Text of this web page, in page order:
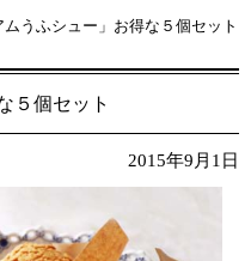
ムうふシュー」お得な５個セット
５個セット
2015年9月1日